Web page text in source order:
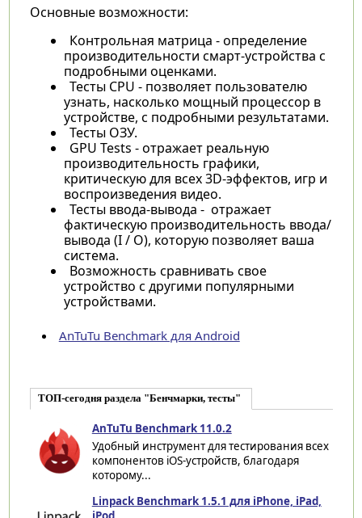
Основные возможности:
Контрольная матрица - определение
производительности смарт-устройства с
подробными оценками.
Тесты CPU - позволяет пользователю
узнать, насколько мощный процессор в
устройстве, с подробными результатами.
Тесты ОЗУ.
GPU Tests - отражает реальную
производительность графики,
критическую для всех 3D-эффектов, игр и
воспроизведения видео.
Тесты ввода-вывода - отражает
фактическую производительность ввода/
вывода (I / O), которую позволяет ваша
система.
Возможность сравнивать свое
устройство с другими популярными
устройствами.
AnTuTu Benchmark для Android
ТОП-сегодня раздела "Бенчмарки, тесты"
AnTuTu Benchmark 11.0.2
Удобный инструмент для тестирования всех
компонентов iOS-устройств, благодаря
которому...
Linpack Benchmark 1.5.1 для iPhone, iPad,